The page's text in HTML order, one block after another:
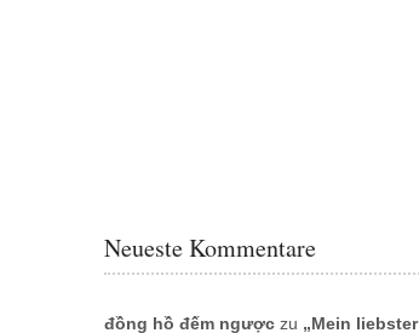
Neueste Kommentare
đồng hồ đếm ngược zu „Mein liebster